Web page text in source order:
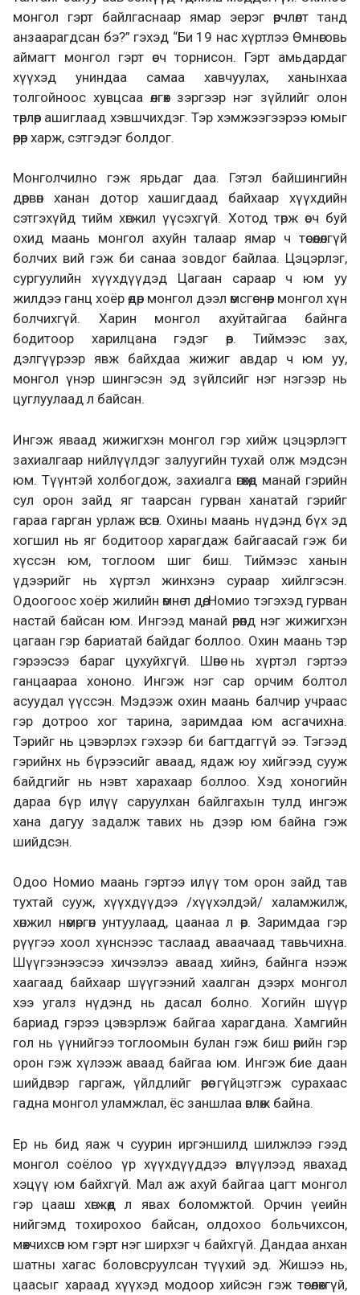
монгол гэрт байлгаснаар ямар эерэг өөрчлөлт танд
анзаарагдсан бэ?” гэхэд “Би 19 нас хүртлээ Өмнөговь
аймагт монгол гэрт өсч торнисон. Гэрт амьдардаг
хүүхэд униндаа самаа хавчуулах, ханынхаа
толгойноос хувцсаа өлгөх зэргээр нэг зүйлийг олон
төрлөөр ашиглаад хэвшчихдэг. Тэр хэмжээгээрээ юмыг
өөрөөр харж, сэтгэдэг болдог.
Монголчилно гэж ярьдаг даа. Гэтэл байшингийн
дөрвөн ханан дотор хашигдаад байхаар хүүхдийн
сэтгэхүйд тийм хөгжил үүсэхгүй. Хотод төрж өсч буй
охид маань монгол ахуйн талаар ямар ч төсөөлөлгүй
болчих вий гэж би санаа зовдог байлаа. Цэцэрлэг,
сургуулийн хүүхдүүдэд Цагаан сараар ч юм уу
жилдээ ганц хоёр өдөр монгол дээл өмсгөснөөр монгол хүн
болчихгүй. Харин монгол ахуйтайгаа байнга
бодитоор харилцана гэдэг өөр. Тиймээс зах,
дэлгүүрээр явж байхдаа жижиг авдар ч юм уу,
монгол үнэр шингэсэн эд зүйлсийг нэг нэгээр нь
цуглуулаад л байсан.
Ингэж яваад жижигхэн монгол гэр хийж цэцэрлэгт
захиалгаар нийлүүлдэг залуугийн тухай олж мэдсэн
юм. Түүнтэй холбогдож, захиалга өгөхөд манай гэрийн
сул орон зайд яг таарсан гурван ханатай гэрийг
гараа гарган урлаж өгсөн. Охины маань нүдэнд бүх эд
хогшил нь яг бодитоор харагдаж байгаасай гэж би
хүссэн юм, тоглоом шиг биш. Тиймээс ханын
үдээрийг нь хүртэл жинхэнэ сураар хийлгэсэн.
Одоогоос хоёр жилийн өмнө л дөө, Номио тэгэхэд гурван
настай байсан юм. Ингээд манай өрөөнд нэг жижигхэн
цагаан гэр бариатай байдаг боллоо. Охин маань тэр
гэрээсээ бараг цухуйхгүй. Шөнө нь хүртэл гэртээ
ганцаараа хононо. Ингэж нэг сар орчим болтол
асуудал үүссэн. Мэдээж охин маань балчир учраас
гэр дотроо хог тарина, заримдаа юм асгачихна.
Тэрийг нь цэвэрлэх гэхээр би багтдаггүй ээ. Тэгээд
гэрийнх нь бүрээсийг аваад, ядаж юу хийгээд сууж
байдгийг нь нэвт харахаар боллоо. Хэд хоногийн
дараа бүр илүү саруулхан байлгахын тулд ингэж
хана дагуу задалж тавих нь дээр юм байна гэж
шийдсэн.
Одоо Номио маань гэртээ илүү том орон зайд тав
тухтай сууж, хүүхдүүдээ /хүүхэлдэй/ халамжилж,
хөнжил нөмөргөн унтуулаад, цаанаа л өөр. Заримдаа гэр
рүүгээ хоол хүнснээс таслаад аваачаад тавьчихна.
Шүүгээнээсээ хичээлээ аваад хийнэ, байнга нээж
хаагаад байхаар шүүгээний хаалган дээрх монгол
хээ угалз нүдэнд нь дасал болно. Хогийн шүүр
бариад гэрээ цэвэрлэж байгаа харагдана. Хамгийн
гол нь үүнийгээ тоглоомын булан гэж биш өөрийн гэр
орон гэж хүлээж аваад байгаа юм. Ингэж бие даан
шийдвэр гаргаж, үйлдлийг өөрөө гүйцэтгэж сурахаас
гадна монгол уламжлал, ёс заншлаа өвлөж байна.
Ер нь бид яаж ч суурин иргэншилд шилжлээ гээд
монгол соёлоо үр хүүхдүүддээ өвлүүлээд явахад
хэцүү юм байхгүй. Мал аж ахуй байгаа цагт монгол
гэр цааш хөгжөөд л явах боломжтой. Орчин үеийн
нийгэмд тохирохоо байсан, олдохоо больчихсон,
мөхчихсөн юм гэрт нэг ширхэг ч байхгүй. Дандаа анхан
шатны хагас боловсруулсан түүхий эд. Жишээ нь,
цаасыг хараад хүүхэд модоор хийсэн гэж төсөөлөхгүй,